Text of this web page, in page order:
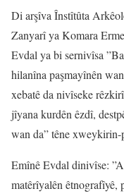
Di arşîva Înstîtûta
Zanyarî ya Komara
Evdal ya bi sernivîsa
hilanîna paşmayînên
xebatê da nivîseke
jîyana kurdên êzdî,
wan da” têne xweykirin-
Emînê Evdal dinivîse:
matêrîyalên êtnografîyê,